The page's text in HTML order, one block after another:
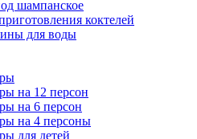
шампанское
коктелей
для воды
на 12 персон
на 6 персон
на 4 персоны
для детей